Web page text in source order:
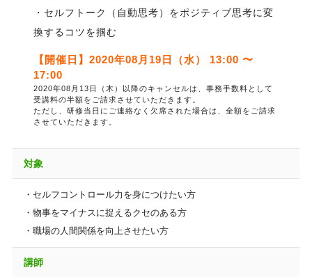
・セルフトーク（自動思考）をポジティブ思考に変
換するコツを掴む
【開催日】2020年08月19日（水） 13:00 〜
17:00
2020年08月13日（木）以降のキャンセルは、事務手数料として
受講料の半額をご請求させていただきます。
ただし、研修当日にご連絡なく欠席された場合は、全額をご請求
させていただきます。
対象
・セルフコントロール力を身につけたい方
・物事をマイナスに捉えるクセのある方
・職場の人間関係を向上させたい方
講師